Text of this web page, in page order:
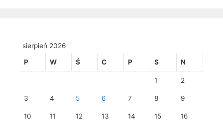
sierpień 2026
P W Ś C P S N
1 2
3 4 5 6 7 8 9
10 11 12 13 14 15 16